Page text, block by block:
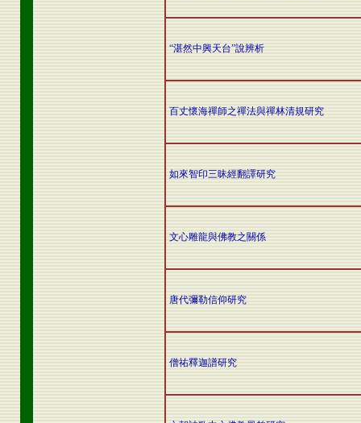
“湛然中興天台”說辨析
百丈懷海禪師之禪法與禪林清規研究
如來智印三昧經翻譯研究
文心雕龍與佛教之關係
唐代彌勒信仰研究
僧祐釋迦譜研究